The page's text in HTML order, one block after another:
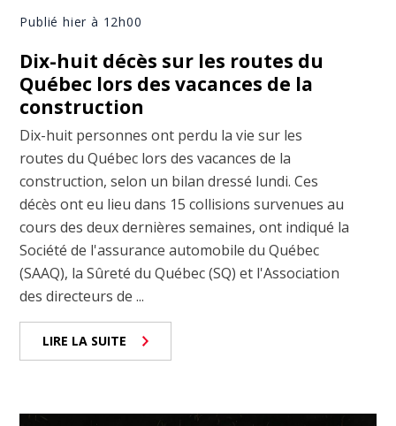
Publié hier à 12h00
Dix-huit décès sur les routes du
Québec lors des vacances de la
construction
Dix-huit personnes ont perdu la vie sur les
routes du Québec lors des vacances de la
construction, selon un bilan dressé lundi. Ces
décès ont eu lieu dans 15 collisions survenues au
cours des deux dernières semaines, ont indiqué la
Société de l'assurance automobile du Québec
(SAAQ), la Sûreté du Québec (SQ) et l'Association
des directeurs de ...
LIRE LA SUITE